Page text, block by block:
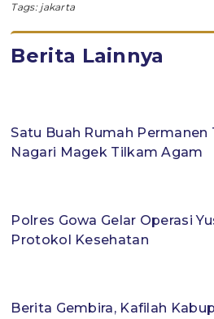
Tags: jakarta
Berita Lainnya
Satu Buah Rumah Permanen
Nagari Magek Tilkam Agam
Polres Gowa Gelar Operasi
Protokol Kesehatan
Berita Gembira, Kafilah